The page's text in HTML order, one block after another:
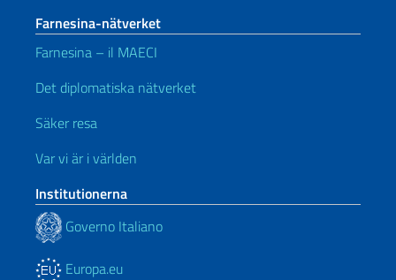
Farnesina-nätverket
Farnesina – il MAECI
Det diplomatiska nätverket
Säker resa
Var vi är i världen
Institutionerna
Governo Italiano
Europa.eu